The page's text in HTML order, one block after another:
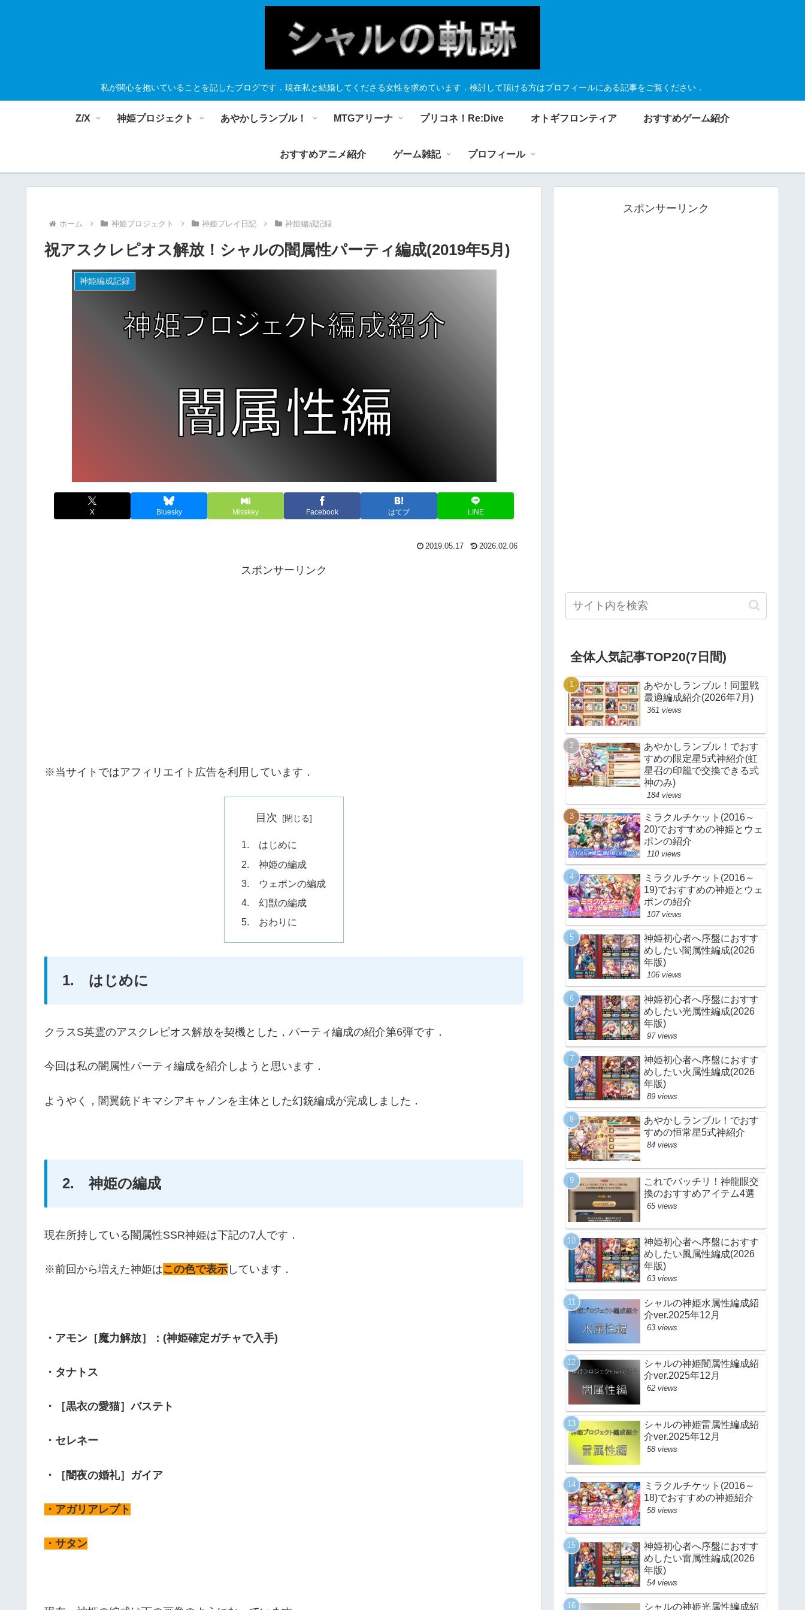
私が関心を抱いていることを記したブログです．現在私と結婚してくださる女性を求めています．検討して頂ける方はプロフィールにある記事をご覧ください．
Z/X 神姫プロジェクト あやかしランブル！ MTGアリーナ プリコネ！Re:Dive オトギフロンティア おすすめゲーム紹介
おすすめアニメ紹介 ゲーム雑記 プロフィール
ホーム 神姫プロジェクト 神姫プレイ日記 神姫編成記録
祝アスクレピオス解放！シャルの闇属性パーティ編成(2019年5月)
神姫編成記録
X Bluesky Misskey Facebook はてブ LINE
2019.05.17 2026.02.06
スポンサーリンク
※当サイトではアフィリエイト広告を利用しています．
目次
1. はじめに
2. 神姫の編成
3. ウェポンの編成
4. 幻獣の編成
5. おわりに
1. はじめに
クラスS英霊のアスクレピオス解放を契機とした，パーティ編成の紹介第6弾です．
今回は私の闇属性パーティ編成を紹介しようと思います．
ようやく，闇翼銃ドキマシアキャノンを主体とした幻銃編成が完成しました．
2. 神姫の編成
現在所持している闇属性SSR神姫は下記の7人です．
※前回から増えた神姫はこの色で表示 しています．
・アモン［魔力解放］：(神姫確定ガチャで入手)
・タナトス
・［黒衣の愛猫］バステト
・セレネー
・［闇夜の婚礼］ガイア
・アガリアレプト
・サタン
スポンサーリンク
全体人気記事TOP20(7日間)
あやかしランブル！同盟戦
最適編成紹介(2026年7月)
361 views
あやかしランブル！でおす
すめの限定星5式神紹介(虹
星召の印籠で交換できる式
神のみ)
184 views
ミラクルチケット(2016～
20)でおすすめの神姫とウェ
ポンの紹介
110 views
ミラクルチケット(2016～
19)でおすすめの神姫とウェ
ポンの紹介
107 views
神姫初心者へ序盤におすす
めしたい闇属性編成(2026
年版)
106 views
神姫初心者へ序盤におすす
めしたい光属性編成(2026
年版)
97 views
神姫初心者へ序盤におすす
めしたい火属性編成(2026
年版)
89 views
あやかしランブル！でおす
すめの恒常星5式神紹介
84 views
これでバッチリ！神龍眼交
換のおすすめアイテム4選
65 views
神姫初心者へ序盤におすす
めしたい風属性編成(2026
年版)
63 views
シャルの神姫水属性編成紹
介ver.2025年12月
63 views
シャルの神姫闇属性編成紹
介ver.2025年12月
62 views
シャルの神姫雷属性編成紹
介ver.2025年12月
58 views
ミラクルチケット(2016～
18)でおすすめの神姫紹介
58 views
神姫初心者へ序盤におすす
めしたい雷属性編成(2026
年版)
54 views
シャルの神姫光属性編成紹